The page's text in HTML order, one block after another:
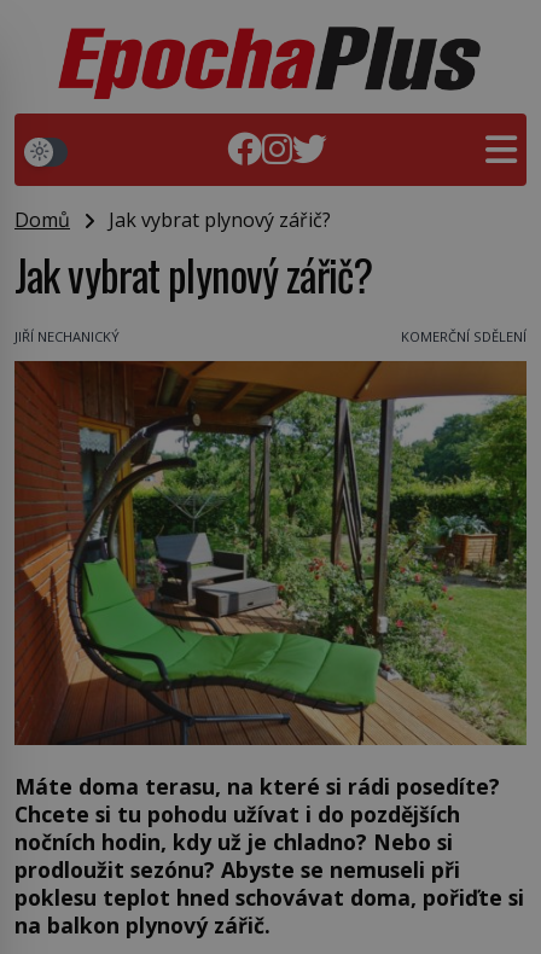
Domů Jak vybrat plynový zářič?
Jak vybrat plynový zářič?
JIŘÍ NECHANICKÝ KOMERČNÍ SDĚLENÍ
Máte doma terasu, na které si rádi posedíte?
Chcete si tu pohodu užívat i do pozdějších
nočních hodin, kdy už je chladno? Nebo si
prodloužit sezónu? Abyste se nemuseli při
poklesu teplot hned schovávat doma, pořiďte si
na balkon plynový zářič.